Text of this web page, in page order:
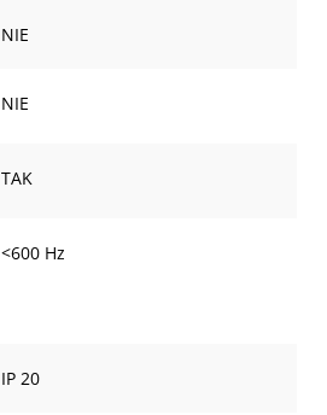
NIE
NIE
TAK
<600 Hz
IP 20